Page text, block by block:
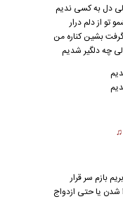
دل به کسی ندیم
تو از دلم درار
بشین کناره من
چه دلگیر شدیم
بازم سر قرار
شدن یا حتی ازدواج